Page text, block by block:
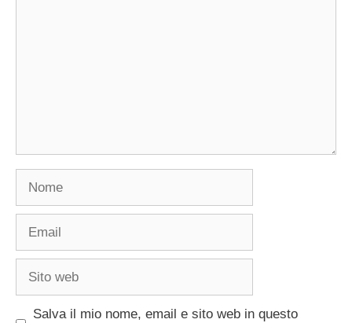
Salva il mio nome, email e sito web in questo